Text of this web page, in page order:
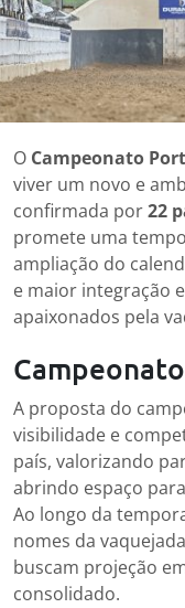
O Campeonato
viver um novo e
confirmada por22
promete uma
ampliação do
e maior integração
apaixonados pela
A proposta do
visibilidade e
país, valorizando
abrindo espaço
Ao longo da
nomes da
buscam projeção
consolidado.